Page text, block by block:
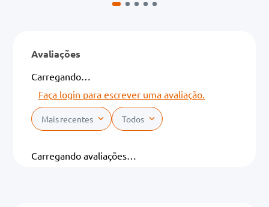
Avaliações
Carregando…
Faça login para escrever uma avaliação.
Mais recentes Todos
Carregando avaliações…